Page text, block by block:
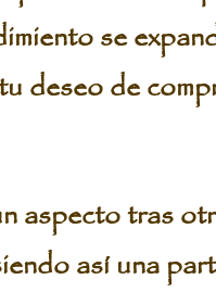
se
deseo de
aspecto tras
así una